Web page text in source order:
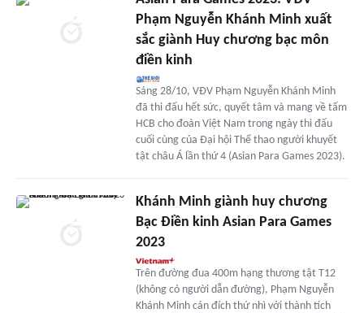
Phạm Nguyễn Khánh Minh xuất
sắc giành Huy chương bạc môn
điền kinh
Sáng 28/10, VĐV Phạm Nguyễn Khánh Minh
đã thi đấu hết sức, quyết tâm và mang về tấm
HCB cho đoàn Việt Nam trong ngày thi đấu
cuối cùng của Đại hội Thể thao người khuyết
tật châu Á lần thứ 4 (Asian Para Games 2023).
Khánh Minh giành huy chương
Bạc Điền kinh Asian Para Games
2023
Trên đường đua 400m hạng thương tật T12
(không có người dẫn đường), Phạm Nguyễn
Khánh Minh cán đích thứ nhì với thành tích